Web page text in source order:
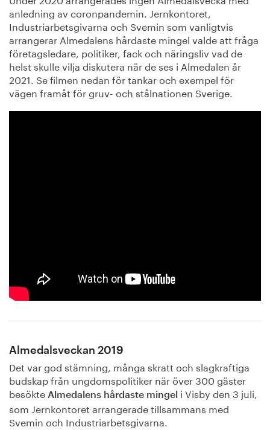
anledning av coronpandemin. Jernkontoret,
Industriarbetsgivarna och Svemin som vanligtvis
arrangerar Almedalens hårdaste mingel valde att fråga
företagsledare, politiker, fack och näringsliv vad de
helst skulle vilja diskutera när de ses i Almedalen år
2021. Se filmen nedan för tankar och exempel för
vägen framåt för gruv- och stålnationen Sverige.
Almedalsveckan 2019
Det var god stämning, många skratt och slagkraftiga
budskap från ungdomspolitiker när över 300 gäster
besökte Almedalens hårdaste mingel i Visby den 3 juli,
som Jernkontoret arrangerade tillsammans med
Svemin och Industriarbetsgivarna.